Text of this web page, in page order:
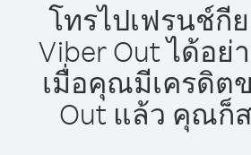
โทรไปเฟรนช์กี
Viber Out ได้อย่
เมื่อคุณมีเครดิต
Out แล้ว คุณก็